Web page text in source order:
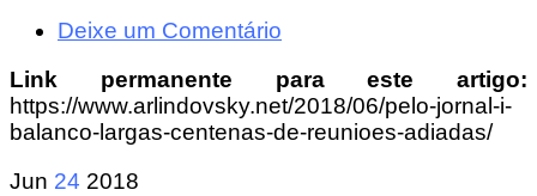
Deixe um Comentário
Link permanente para este artigo:
https://www.arlindovsky.net/2018/06/pelo-jornal-i-
balanco-largas-centenas-de-reunioes-adiadas/
Jun 24 2018